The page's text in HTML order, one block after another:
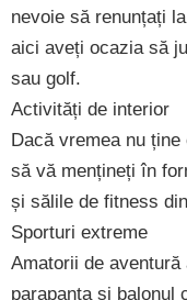
nevoie să renunțați
aici aveți ocazia să
sau golf.
Activități de interior
Dacă vremea nu
să vă mențineți în
și sălile de fitness
Sporturi extreme
Amatorii de
parapanta și balonul